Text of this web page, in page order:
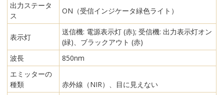
出力ステータ
ス
ON（受信インジケータ緑色ライト）
表示灯
送信機: 電源表示灯 (赤); 受信機: 出力表示灯オン
(緑)、ブラックアウト (赤)
波長
850nm
エミッターの
種類
赤外線（NIR）、目に見えない